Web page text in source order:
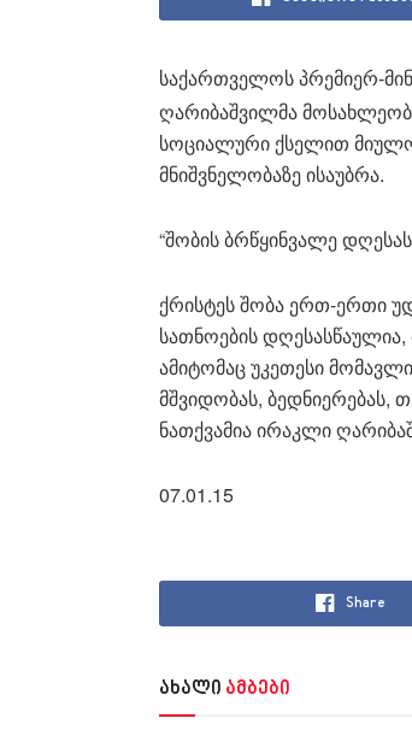
საქართველოს პრემიერ-
ღარიბაშვილმა
სოციალური ქსელით
მნიშვნელობაზე ისაუბრა.
“შობის ბრწყინვალე
ქრისტეს შობა ერთ-ერთი
სათნოების
ამიტომაც უკეთესი
მშვიდობას, ბედნიერებას,
ნათქვამია ირაკლი
07.01.15
Share
ახალი ამბები